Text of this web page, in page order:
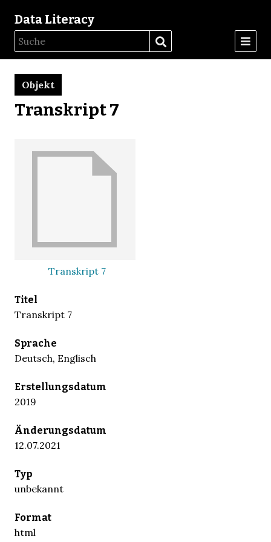
Data Literacy
Transkript 7
Objekt
Titel
Transkript 7
Sprache
Deutsch, Englisch
Erstellungsdatum
2019
Änderungsdatum
12.07.2021
Typ
unbekannt
Format
html
Transkript 7